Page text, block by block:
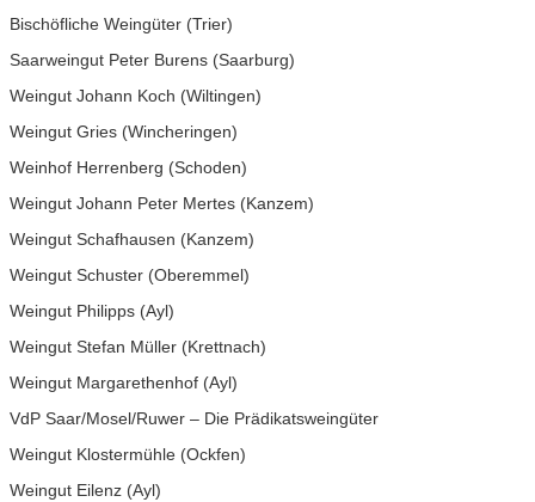
Bischöfliche Weingüter (Trier)
Saarweingut Peter Burens (Saarburg)
Weingut Johann Koch (Wiltingen)
Weingut Gries (Wincheringen)
Weinhof Herrenberg (Schoden)
Weingut Johann Peter Mertes (Kanzem)
Weingut Schafhausen (Kanzem)
Weingut Schuster (Oberemmel)
Weingut Philipps (Ayl)
Weingut Stefan Müller (Krettnach)
Weingut Margarethenhof (Ayl)
VdP Saar/Mosel/Ruwer – Die Prädikatsweingüter
Weingut Klostermühle (Ockfen)
Weingut Eilenz (Ayl)